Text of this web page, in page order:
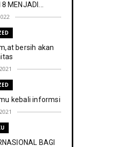
MENJADI...
bersih akan
kebali informsi
BAGI